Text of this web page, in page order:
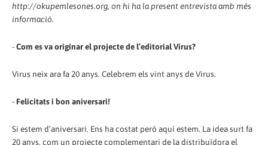
http://okupemlesones.org, on hi ha la present entrevista amb més
informació.
-Com es va originar el projecte de l’editorial Virus?
Virus neix ara fa 20 anys. Celebrem els vint anys de Virus.
- Felicitats i bon aniversari!
Si estem d’aniversari. Ens ha costat però aquí estem. La idea surt fa
20 anys, com un projecte complementari de la distribuïdora el